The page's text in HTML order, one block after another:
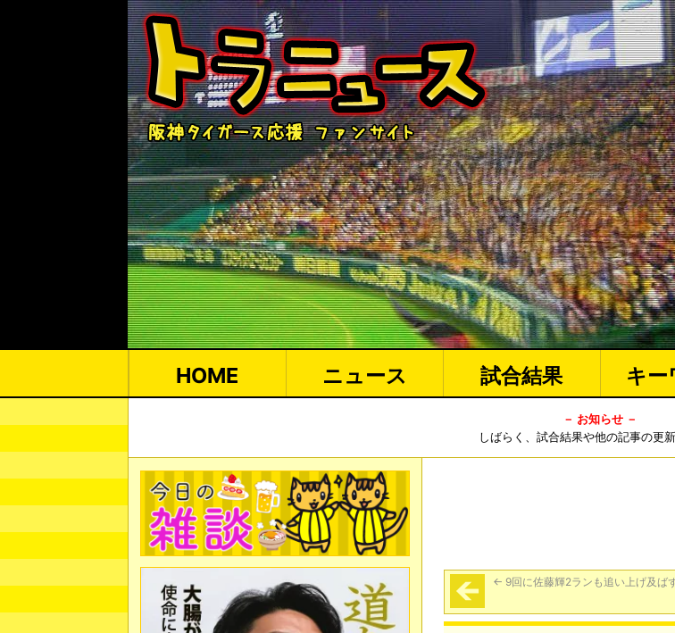
HOME ニュース 試合結果 キー
－ お知らせ －
しばらく、試合結果や他の記事の更
← 9回に佐藤輝2ランも追い上げ及ば